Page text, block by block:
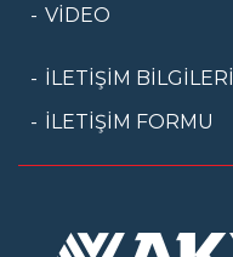
VİDEO
İLETİŞİM BİLGİLERİ
İLETİŞİM FORMU